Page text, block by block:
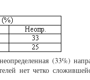
(33%)
нет четко